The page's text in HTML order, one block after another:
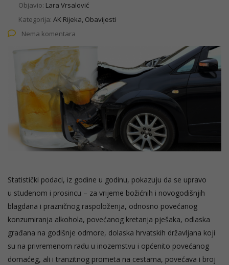
Objavio: Lara Vrsalović
Kategorija: AK Rijeka, Obavijesti
Nema komentara
Statistički podaci, iz godine u godinu, pokazuju da se upravo
u studenom i prosincu – za vrijeme božićnih i novogodišnjih
blagdana i prazničnog raspoloženja, odnosno povećanog
konzumiranja alkohola, povećanog kretanja pješaka, odlaska
građana na godišnje odmore, dolaska hrvatskih državljana koji
su na privremenom radu u inozemstvu i općenito povećanog
domaćeg, ali i tranzitnog prometa na cestama, povećava i broj